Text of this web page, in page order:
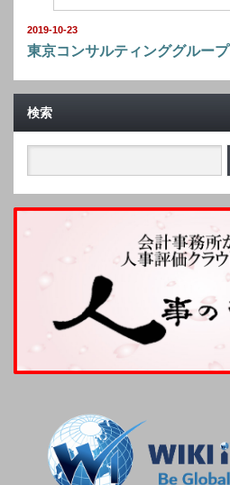
2019-10-23
東京コンサルティンググループ
検索